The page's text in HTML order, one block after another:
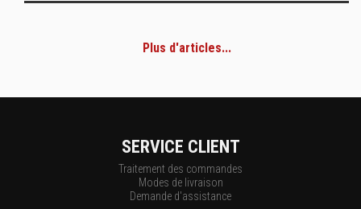
Plus d'articles...
SERVICE CLIENT
Traitement des commandes
Modes de livraison
Demande d'assistance